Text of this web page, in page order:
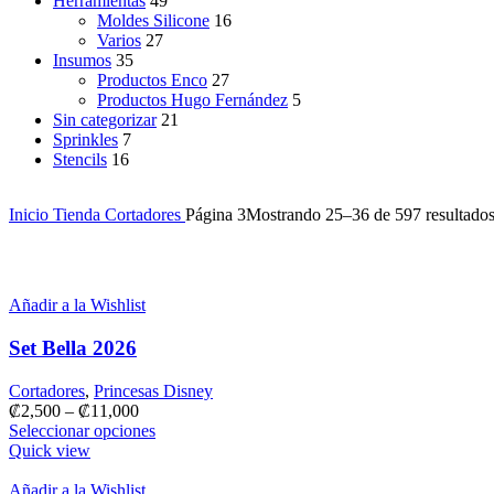
Moldes Silicone 16
Varios 27
Insumos 35
Productos Enco 27
Productos Hugo Fernández 5
Sin categorizar 21
Sprinkles 7
Stencils 16
Inicio Tienda Cortadores Página 3Mostrando 25–36 de 597 resultados
Añadir a la Wishlist
Set Bella 2026
Cortadores, Princesas Disney
₡2,500 – ₡11,000
Seleccionar opciones
Quick view
Añadir a la Wishlist